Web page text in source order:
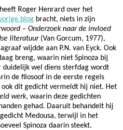
Roger Henrard over het
blog bracht, niets in zijn
– Onderzoek naar de invloed
literatuur(Van Gorcum, 1977),
wijdde aan P.N. van Eyck. Ook
breng, waarin niet Spinoza bij
wel diens sterfdag wordt
de filosoof in de eerste regels
dit gedicht vermeldt hij niet. Het
werk, waarin deze gedichten
gehad. Daaruit behandelt hij
Medousa, terwijl in het
Spinoza daarin steekt.